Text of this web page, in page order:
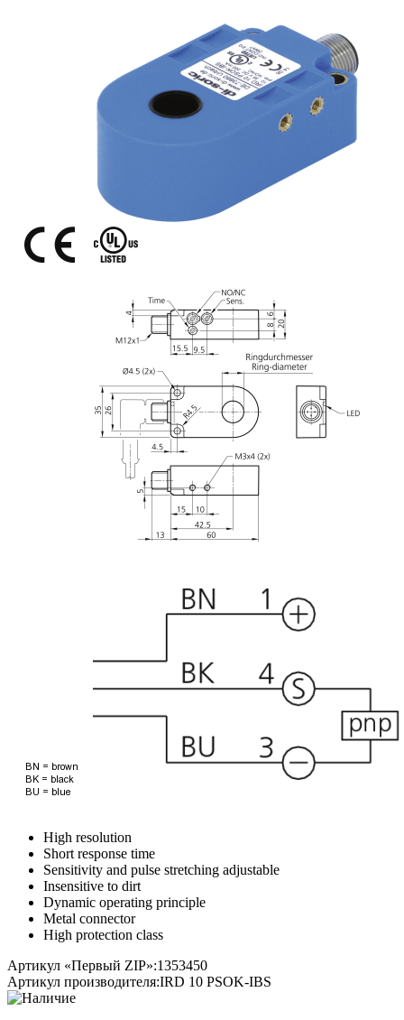
High resolution
Short response time
Sensitivity and pulse stretching adjustable
Insensitive to dirt
Dynamic operating principle
Metal connector
High protection class
Артикул «Первый ZIP»:1353450
Артикул производителя:IRD 10 PSOK-IBS